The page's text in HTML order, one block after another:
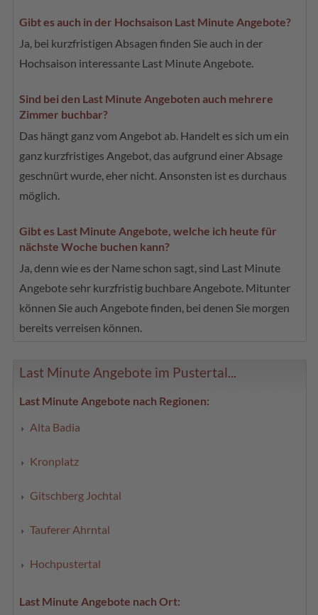
Gibt es auch in der Hochsaison Last Minute Angebote?
Ja, bei kurzfristigen Absagen finden Sie auch in der
Hochsaison interessante Last Minute Angebote.
Sind bei den Last Minute Angeboten auch mehrere
Zimmer buchbar?
Das hängt ganz vom Angebot ab. Handelt es sich um ein
ganz kurzfristiges Angebot, das aufgrund einer Absage
geschnürt wurde, eher nicht. Ansonsten ist es durchaus
möglich.
Gibt es Last Minute Angebote, welche ich heute für
nächste Woche buchen kann?
Ja, denn wie es der Name schon sagt, sind Last Minute
Angebote sehr kurzfristig buchbare Angebote. Mitunter
können Sie auch Angebote finden, bei denen Sie morgen
bereits verreisen können.
Last Minute Angebote im Pustertal...
Last Minute Angebote nach Regionen:
Alta Badia
Kronplatz
Gitschberg Jochtal
Tauferer Ahrntal
Hochpustertal
Last Minute Angebote nach Ort: